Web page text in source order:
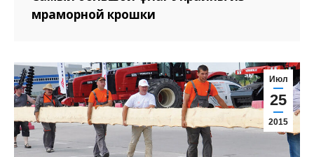
мраморной крошки
Июл
25
2015